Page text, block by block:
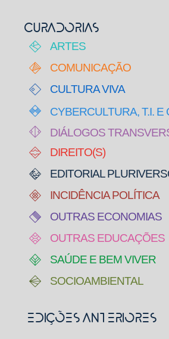
CURADORIAS
ARTES
COMUNICAÇÃO
CULTURA VIVA
CYBERCULTURA, T.I. E
DIÁLOGOS
DIREITO(S)
EDITORIAL
INCIDÊNCIA POLÍTICA
OUTRAS ECONOMIAS
OUTRAS EDUCAÇÕES
SAÚDE E BEM VIVER
SOCIOAMBIENTAL
Edições Anteriores